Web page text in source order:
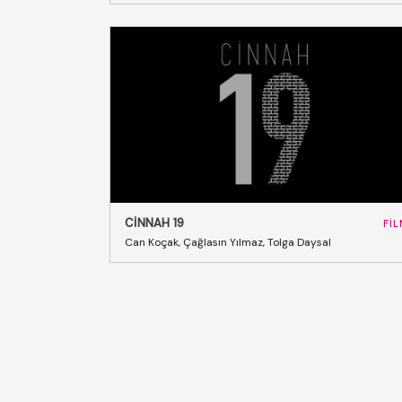
CINNAH 19
Can Koçak, Çağlasın Yılmaz, Tolga Daysal